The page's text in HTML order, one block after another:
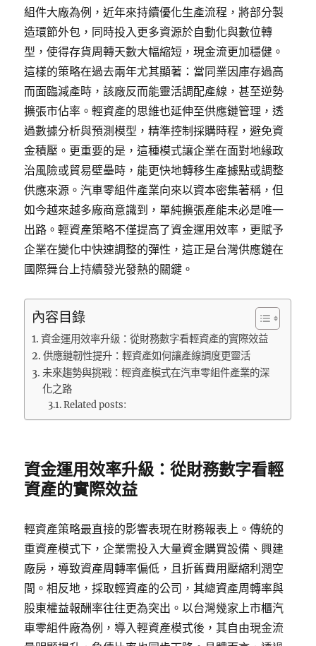
組件大廠為例，近年來持續優化生產流程，將部分製
造環節外包，同時投入更多資源於自動化與數位轉
型，使得存貨周轉天數大幅縮短，現金流更加穩健。
這樣的策略在過去兩年尤其顯著：當同業因庫存過高
而面臨減產時，該廠反而能靈活調配產線，甚至逆勢
擴張市佔率。輕資產的思維也延伸至供應鏈管理，透
過數據分析與預測模型，精準控制採購時程，避免資
金積壓。更重要的是，這種模式讓企業在面對地緣政
治風險或貿易壁壘時，能更快地轉移生產據點或調整
供應來源。汽車零組件產業向來以資本密集著稱，但
如今越來越多廠商意識到，單純擴張產能未必是唯一
出路。輕資產策略不僅提高了資金運用效率，更賦予
企業在變化中快速調整的彈性，這正是台灣供應鏈在
國際舞台上持續發光發熱的關鍵。
內容目錄
資金運用效率升級：從財務數字看輕資產的實際效益
供應鏈韌性提升：輕資產如何讓產線調度更靈活
未來趨勢與挑戰：輕資產模式在汽車零組件產業的深
化之路
Related posts:
資金運用效率升級：從財務數字看輕
資產的實際效益
輕資產策略最直接的影響表現在財務報表上。傳統的
重資產模式下，企業需投入大量資金購買設備、興建
廠房，導致資產周轉率偏低，且折舊費用壓縮利潤空
間。相反地，採取輕資產的公司，其總資產周轉率與
股東權益報酬率往往更為突出。以台灣幾家上市櫃汽
車零組件廠為例，導入輕資產模式後，其自由現金流